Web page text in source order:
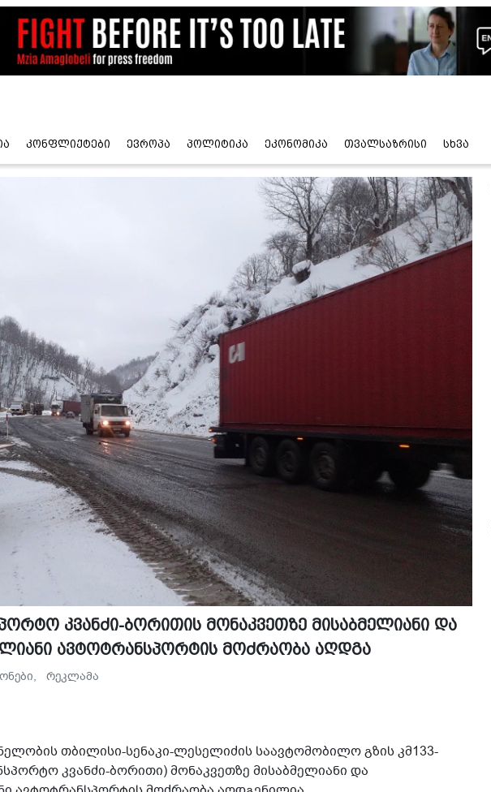
კონფლიქტები ევროპა პოლიტიკა ეკონომიკა თვალსაზრისი სხვა
კვანძი-ბორითის მონაკვეთზე მისაბმელიანი და
ავტოტრანსპორტის მოძრაობა აღდგა
რეკლამა
თბილისი-სენაკი-ლესელიძის საავტომობილო გზის კმ133-
კვანძი-ბორითი) მონაკვეთზე მისაბმელიანი და